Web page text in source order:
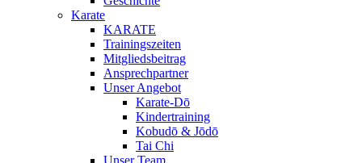
Karate
KARATE
Trainingszeiten
Mitgliedsbeitrag
Ansprechpartner
Unser Angebot
Karate-Dō
Kindertraining
Kobudō & Jōdō
Tai Chi
Unser Team